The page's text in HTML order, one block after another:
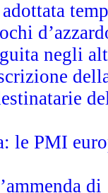
negli
le PMI